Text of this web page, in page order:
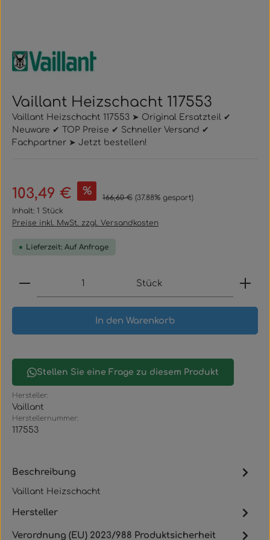
Vaillant Heizschacht 117553
Vaillant Heizschacht 117553 ➤ Original Ersatzteil ✔
Neuware ✔ TOP Preise ✔ Schneller Versand ✔
Fachpartner ➤ Jetzt bestellen!
Verkaufspreis:
103,49 € % Regulärer Preis:
166,60 € (37.88% gespart)
Inhalt: 1 Stück
Preise inkl. MwSt. zzgl. Versandkosten
Lieferzeit: Auf Anfrage
Produkt Anzahl: Gib den gewünschten Wert
Stück
In den Warenkorb
Stellen Sie eine Frage zu diesem Produkt
Hersteller:
Vaillant
Herstellernummer:
117553
Beschreibung
Vaillant Heizschacht
Hersteller
Verordnung (EU) 2023/988 Produktsicherheit